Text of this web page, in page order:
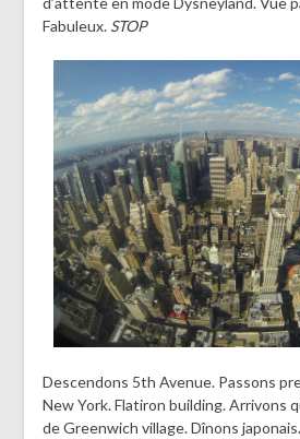
Fabuleux. STOP
Descendons 5th Avenue. Passons
New York. Flatiron building. Arrivons
de Greenwich village. Dînons